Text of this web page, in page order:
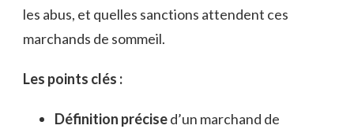
les abus, et quelles sanctions attendent ces
marchands de sommeil.
Les points clés :
Définition précised’un marchand de